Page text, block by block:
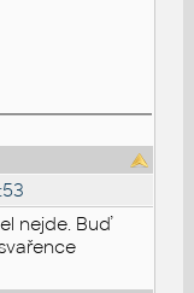
nejde. Buď